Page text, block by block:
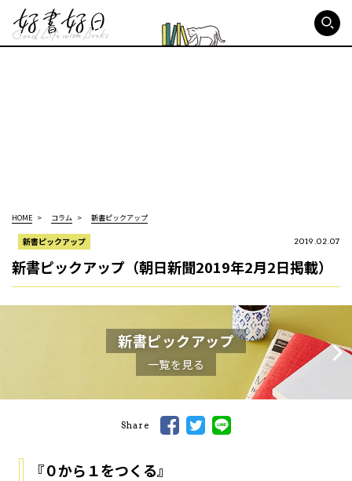
HOME コラム 新書ピックアップ
新書ピックアップ 2019.02.07
新書ピックアップ（朝日新聞2019年2月2日掲載）
新書ピックアップ
一覧を見る
Share
『０から１をつくる』